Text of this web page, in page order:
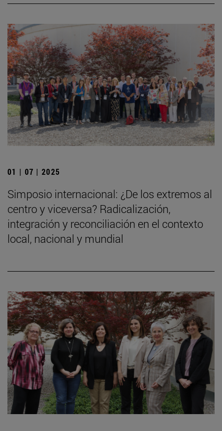
01 | 07 | 2025
Simposio internacional: ¿De los extremos al
centro y viceversa? Radicalización,
integración y reconciliación en el contexto
local, nacional y mundial